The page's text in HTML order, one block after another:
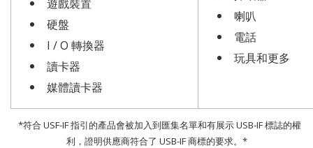
遊戲裝置
硬盤
I / O 轉換器
讀卡器
媒體讀卡器
喇叭
電話
玩具和更多
*符合 USF-IF 指引的產品會被加入到匯集名單和有展示 USB-IF 標誌的權
利，證明供應商符合了 USB-IF 商標的要求。*